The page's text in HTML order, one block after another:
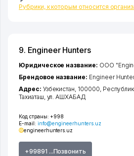
Рубрики, к которым относится
9. Engineer Hunters
Код страны: +998
E-mail: info@engineerhunters.uz
engineerhunters.uz
+99891 ...Позвонить
Юридическое название: ООО
Брендовое название: Engineer
Адрес: Узбекистан, 100000,
Тахиаташ ул. АШХАБАД